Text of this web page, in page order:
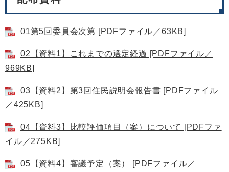
01第5回委員会次第 [PDFファイル／63KB]
02【資料1】これまでの選定経過 [PDFファイル／
969KB]
03【資料2】第3回住民説明会報告書 [PDFファイル
／425KB]
04【資料3】比較評価項目（案）について [PDFファ
イル／275KB]
05【資料4】審議予定（案） [PDFファイル／